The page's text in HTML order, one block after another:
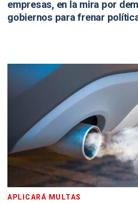
empresas, en la mira por
gobiernos para frenar
APLICARÁ MULTAS